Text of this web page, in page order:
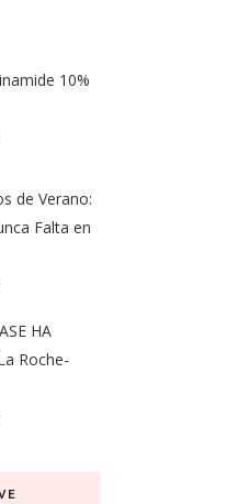
10%
de Verano:
Falta en
HA
Roche-